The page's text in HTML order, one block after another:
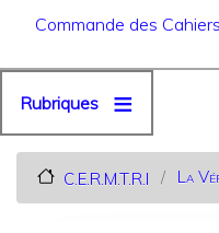
Commande des
Rubriques
C.E.R.M.T.R.I La